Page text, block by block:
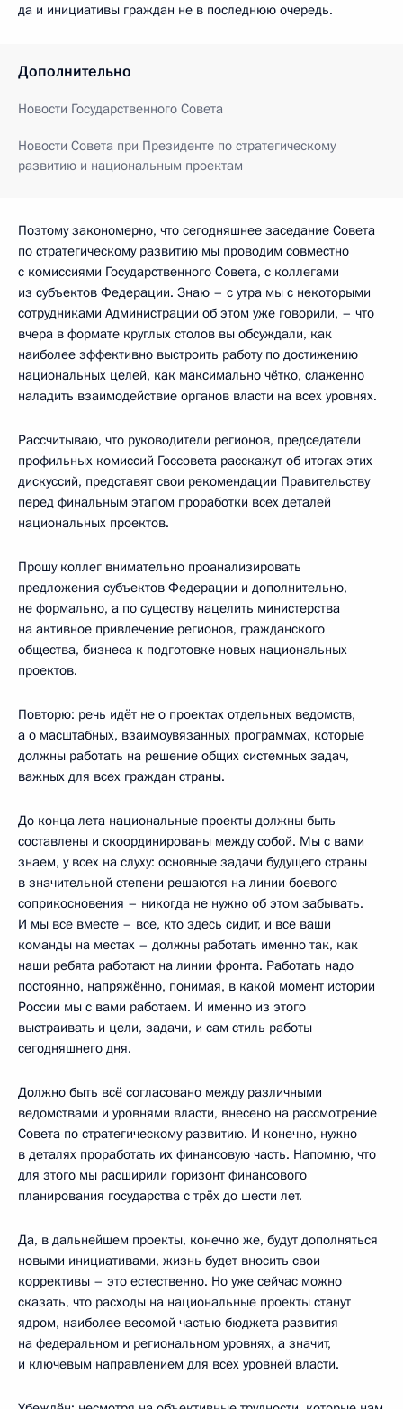
да и инициативы граждан не в последнюю очередь.
Дополнительно
Новости Государственного Совета
Новости Совета при Президенте по стратегическому
развитию и национальным проектам
Поэтому закономерно, что сегодняшнее заседание Совета
по стратегическому развитию мы проводим совместно
с комиссиями Государственного Совета, с коллегами
из субъектов Федерации. Знаю – с утра мы с некоторыми
сотрудниками Администрации об этом уже говорили, – что
вчера в формате круглых столов вы обсуждали, как
наиболее эффективно выстроить работу по достижению
национальных целей, как максимально чётко, слаженно
наладить взаимодействие органов власти на всех уровнях.
Рассчитываю, что руководители регионов, председатели
профильных комиссий Госсовета расскажут об итогах этих
дискуссий, представят свои рекомендации Правительству
перед финальным этапом проработки всех деталей
национальных проектов.
Прошу коллег внимательно проанализировать
предложения субъектов Федерации и дополнительно,
не формально, а по существу нацелить министерства
на активное привлечение регионов, гражданского
общества, бизнеса к подготовке новых национальных
проектов.
Повторю: речь идёт не о проектах отдельных ведомств,
а о масштабных, взаимоувязанных программах, которые
должны работать на решение общих системных задач,
важных для всех граждан страны.
До конца лета национальные проекты должны быть
составлены и скоординированы между собой. Мы с вами
знаем, у всех на слуху: основные задачи будущего страны
в значительной степени решаются на линии боевого
соприкосновения – никогда не нужно об этом забывать.
И мы все вместе – все, кто здесь сидит, и все ваши
команды на местах – должны работать именно так, как
наши ребята работают на линии фронта. Работать надо
постоянно, напряжённо, понимая, в какой момент истории
России мы с вами работаем. И именно из этого
выстраивать и цели, задачи, и сам стиль работы
сегодняшнего дня.
Должно быть всё согласовано между различными
ведомствами и уровнями власти, внесено на рассмотрение
Совета по стратегическому развитию. И конечно, нужно
в деталях проработать их финансовую часть. Напомню, что
для этого мы расширили горизонт финансового
планирования государства с трёх до шести лет.
Да, в дальнейшем проекты, конечно же, будут дополняться
новыми инициативами, жизнь будет вносить свои
коррективы – это естественно. Но уже сейчас можно
сказать, что расходы на национальные проекты станут
ядром, наиболее весомой частью бюджета развития
на федеральном и региональном уровнях, а значит,
и ключевым направлением для всех уровней власти.